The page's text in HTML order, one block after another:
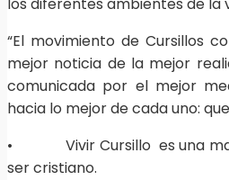
los diferentes ambientes de la
“El movimiento de Cursillos
mejor noticia de la mejor
comunicada por el mejor
hacia lo mejor de cada uno:
• Vivir Cursillo es una
ser cristiano.